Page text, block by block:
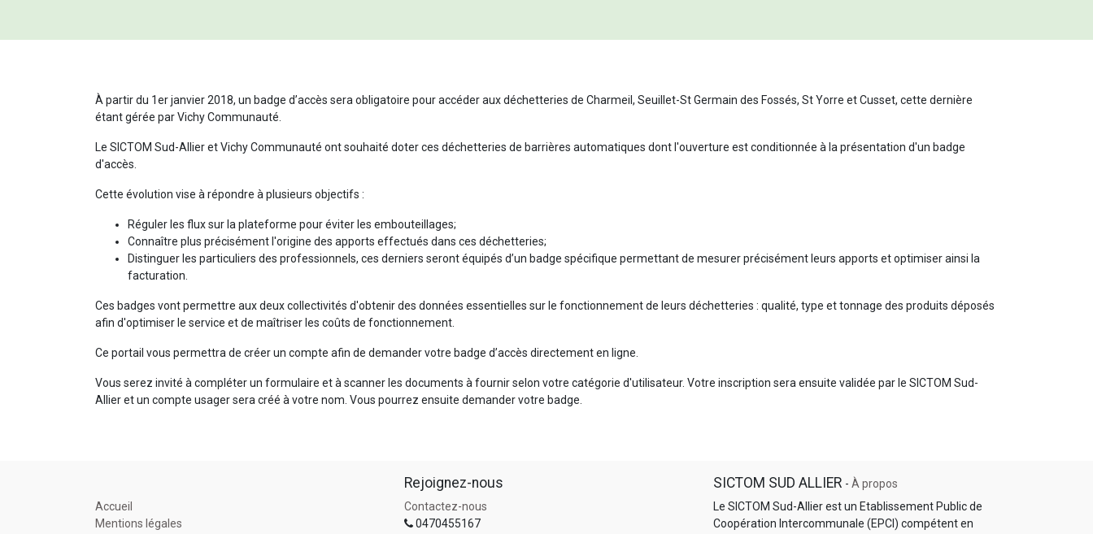
À partir du 1er janvier 2018, un badge d’accès sera obligatoire pour accéder aux déchetteries de Charmeil, Seuillet-St Germain des Fossés, St Yorre et Cusset, cette dernière
étant gérée par Vichy Communauté.
Le SICTOM Sud-Allier et Vichy Communauté ont souhaité doter ces déchetteries de barrières automatiques dont l'ouverture est conditionnée à la présentation d'un badge
d'accès.
Cette évolution vise à répondre à plusieurs objectifs :
Réguler les flux sur la plateforme pour éviter les embouteillages;
Connaître plus précisément l'origine des apports effectués dans ces déchetteries;
Distinguer les particuliers des professionnels, ces derniers seront équipés d’un badge spécifique permettant de mesurer précisément leurs apports et optimiser ainsi la
facturation.
Ces badges vont permettre aux deux collectivités d'obtenir des données essentielles sur le fonctionnement de leurs déchetteries : qualité, type et tonnage des produits déposés
afin d'optimiser le service et de maîtriser les coûts de fonctionnement.
Ce portail vous permettra de créer un compte afin de demander votre badge d’accès directement en ligne.
Vous serez invité à compléter un formulaire et à scanner les documents à fournir selon votre catégorie d'utilisateur. Votre inscription sera ensuite validée par le SICTOM Sud-
Allier et un compte usager sera créé à votre nom. Vous pourrez ensuite demander votre badge.
Accueil
Mentions légales
Rejoignez-nous
Contactez-nous
0470455167
SICTOM SUD ALLIER - À propos
Le SICTOM Sud-Allier est un Etablissement Public de
Coopération Intercommunale (EPCI) compétent en